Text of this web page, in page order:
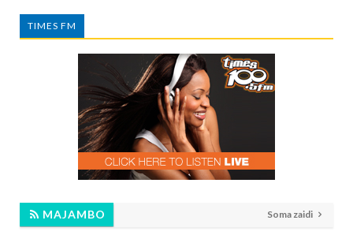
TIMES FM
MAJAMBO Soma zaidi